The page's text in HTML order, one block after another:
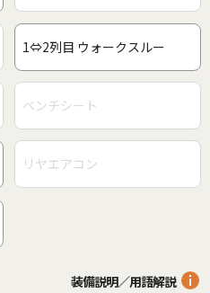
1⇔2列目 ウォークスルー
ベンチシート
リヤエアコン
装備説明／用語解説